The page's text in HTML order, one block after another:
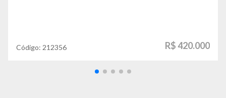
Código: 212356 R$ 420.000